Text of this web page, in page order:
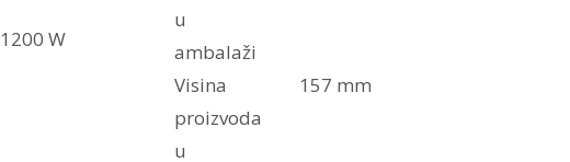
1200 W
u
ambalaži
Visina
proizvoda
u
157 mm